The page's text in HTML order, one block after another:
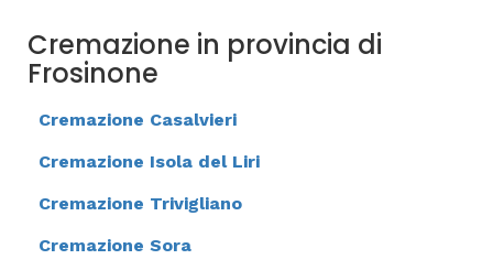
Cremazione in provincia di
Frosinone
Cremazione Casalvieri
Cremazione Isola del Liri
Cremazione Trivigliano
Cremazione Sora